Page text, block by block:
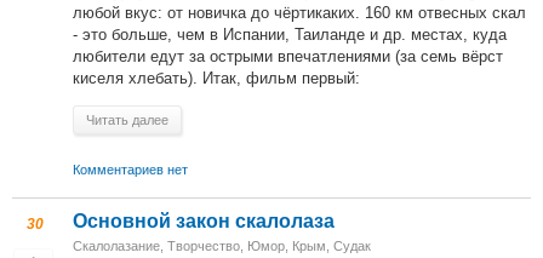
любой вкус: от новичка до чёртикаких. 160 км отвесных скал
- это больше, чем в Испании, Таиланде и др. местах, куда
любители едут за острыми впечатлениями (за семь вёрст
киселя хлебать). Итак, фильм первый:
Читать далее
Комментариев нет
30 Основной закон скалолаза
Скалолазание Творчество Юмор Крым, Судак